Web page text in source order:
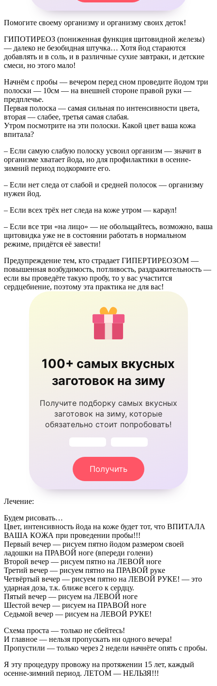
Помогите своему организму и организму своих деток!
ГИПОТИРЕОЗ (пониженная функция щитовидной железы)
— далеко не безобидная штучка… Хотя йод стараются
добавлять и в соль, и в различные сухие завтраки, и детские
смеси, но этого мало!
Начнём с пробы — вечером перед сном проведите йодом три
полоски — 10см — на внешней стороне правой руки —
предплечье.
Первая полоска — самая сильная по интенсивности цвета,
вторая — слабее, третья самая слабая.
Утром посмотрите на эти полоски. Какой цвет ваша кожа
впитала?
– Если самую слабую полоску усвоил организм — значит в
организме хватает йода, но для профилактики в осенне-
зимний период подкормите его.
– Если нет следа от слабой и средней полосок — организму
нужен йод.
– Если всех трёх нет следа на коже утром — караул!
– Если все три «на лицо» — не обольщайтесь, возможно, ваша
щитовидка уже не в состоянии работать в нормальном
режиме, придётся её завести!
Предупреждение тем, кто страдает ГИПЕРТИРЕОЗОМ —
повышенная возбудимость, потливость, раздражительность —
если вы проведёте такую пробу, то у вас участится
сердцебиение, поэтому эта практика не для вас!
100+ самых вкусных
заготовок на зиму
Получите подборку самых вкусных
заготовок на зиму, которые
обязательно стоит попробовать!
Получить
Лечение:
Будем рисовать…
Цвет, интенсивность йода на коже будет тот, что ВПИТАЛА
ВАША КОЖА при проведении пробы!!!
Первый вечер — рисуем пятно йодом размером своей
ладошки на ПРАВОЙ ноге (впереди голени)
Второй вечер — рисуем пятно на ЛЕВОЙ ноге
Третий вечер — рисуем пятно на ПРАВОЙ руке
Четвёртый вечер — рисуем пятно на ЛЕВОЙ РУКЕ! — это
ударная доза, т.к. ближе всего к сердцу.
Пятый вечер — рисуем на ЛЕВОЙ ноге
Шестой вечер — рисуем на ПРАВОЙ ноге
Седьмой вечер — рисуем на ЛЕВОЙ РУКЕ!
Схема проста — только не сбейтесь!
И главное — нельзя пропускать ни одного вечера!
Пропустили — только через 2 недели начнёте опять с пробы.
Я эту процедуру провожу на протяжении 15 лет, каждый
осенне-зимний период. ЛЕТОМ — НЕЛЬЗЯ!!!